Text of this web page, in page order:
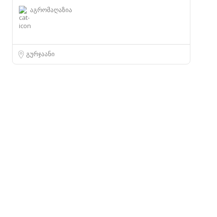
აგრომაღაზია
გურჯაანი